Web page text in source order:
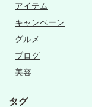
アイテム
キャンペーン
グルメ
ブログ
美容
タグ